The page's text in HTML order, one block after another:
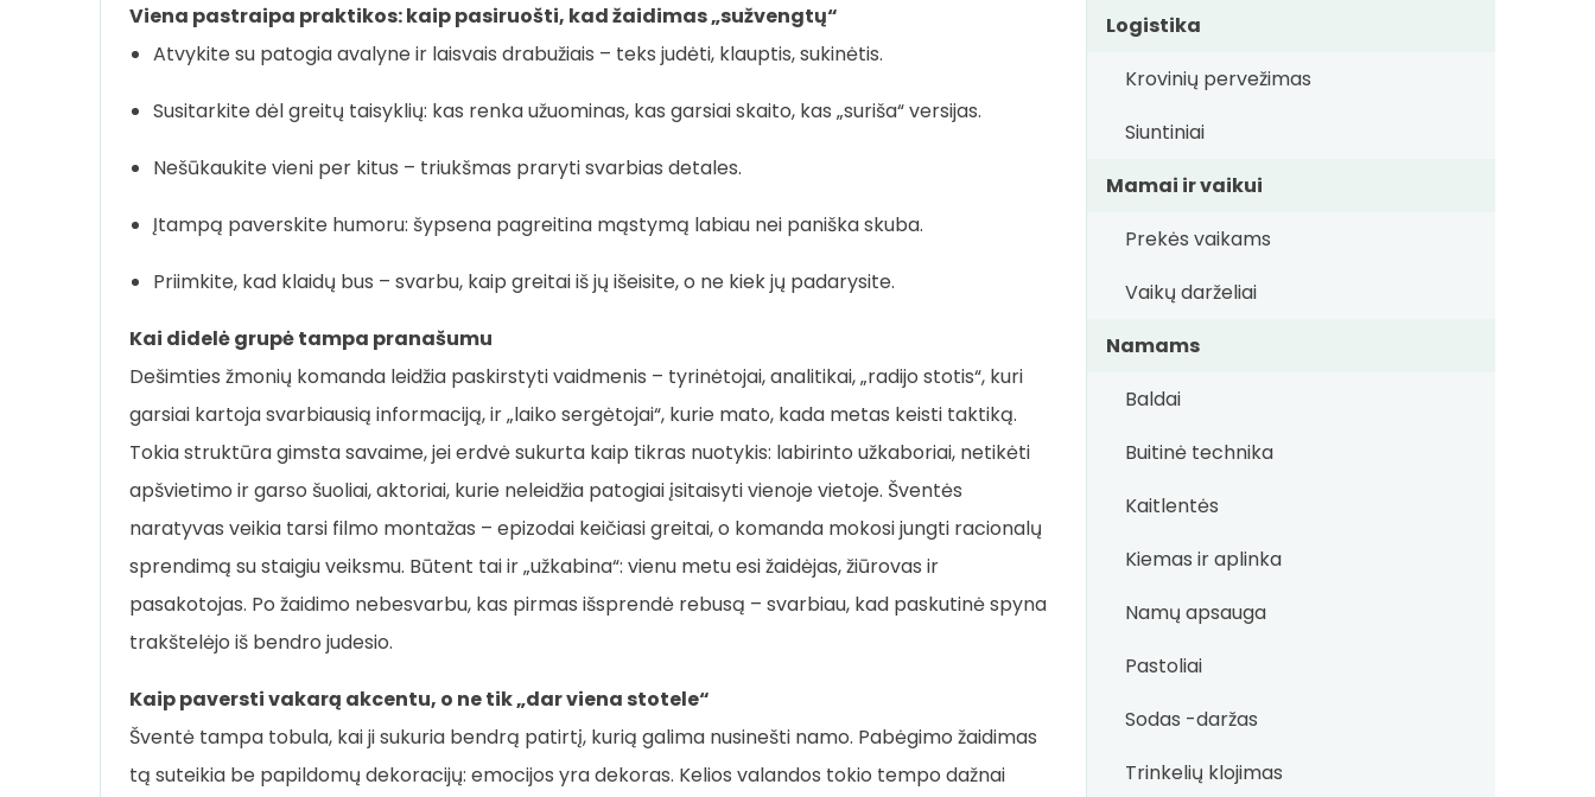
Viena pastraipa praktikos: kaip pasiruošti, kad žaidimas „sužvengtų“
Atvykite su patogia avalyne ir laisvais drabužiais – teks judėti, klauptis, sukinėtis.
Susitarkite dėl greitų taisyklių: kas renka užuominas, kas garsiai skaito, kas „suriša“ versijas.
Nešūkaukite vieni per kitus – triukšmas praryti svarbias detales.
Įtampą paverskite humoru: šypsena pagreitina mąstymą labiau nei paniška skuba.
Priimkite, kad klaidų bus – svarbu, kaip greitai iš jų išeisite, o ne kiek jų padarysite.
Kai didelė grupė tampa pranašumu
Dešimties žmonių komanda leidžia paskirstyti vaidmenis – tyrinėtojai, analitikai, „radijo stotis“, kuri
garsiai kartoja svarbiausią informaciją, ir „laiko sergėtojai“, kurie mato, kada metas keisti taktiką.
Tokia struktūra gimsta savaime, jei erdvė sukurta kaip tikras nuotykis: labirinto užkaboriai, netikėti
apšvietimo ir garso šuoliai, aktoriai, kurie neleidžia patogiai įsitaisyti vienoje vietoje. Šventės
naratyvas veikia tarsi filmo montažas – epizodai keičiasi greitai, o komanda mokosi jungti racionalų
sprendimą su staigiu veiksmu. Būtent tai ir „užkabina“: vienu metu esi žaidėjas, žiūrovas ir
pasakotojas. Po žaidimo nebesvarbu, kas pirmas išsprendė rebusą – svarbiau, kad paskutinė spyna
trakštelėjo iš bendro judesio.
Kaip paversti vakarą akcentu, o ne tik „dar viena stotele“
Šventė tampa tobula, kai ji sukuria bendrą patirtį, kurią galima nusinešti namo. Pabėgimo žaidimas
tą suteikia be papildomų dekoracijų: emocijos yra dekoras. Kelios valandos tokio tempo dažnai
Logistika
Krovinių pervežimas
Siuntiniai
Mamai ir vaikui
Prekės vaikams
Vaikų darželiai
Namams
Baldai
Buitinė technika
Kaitlentės
Kiemas ir aplinka
Namų apsauga
Pastoliai
Sodas -daržas
Trinkelių klojimas